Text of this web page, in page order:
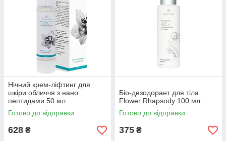
Нічний крем-ліфтинг для
шкіри обличчя з нано
пептидами 50 мл.
Готово до відправки
628 ₴
Біо-дезодорант для тіла
Flower Rhapsody 100 мл.
Готово до відправки
375 ₴